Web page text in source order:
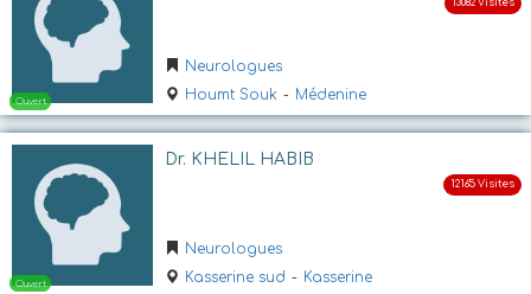
Ouvert
Ouvert
Neurologues
Houmt Souk - Médenine
Dr. KHELIL HABIB
Neurologues
Kasserine sud - Kasserine